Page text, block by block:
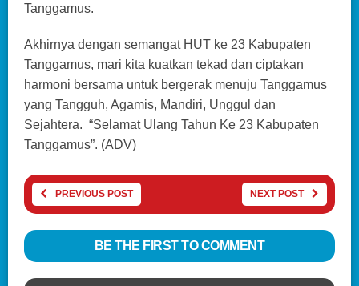
Tanggamus.
Akhirnya dengan semangat HUT ke 23 Kabupaten
Tanggamus, mari kita kuatkan tekad dan ciptakan
harmoni bersama untuk bergerak menuju Tanggamus
yang Tangguh, Agamis, Mandiri, Unggul dan
Sejahtera. “Selamat Ulang Tahun Ke 23 Kabupaten
Tanggamus”. (ADV)
PREVIOUS POST NEXT POST
BE THE FIRST TO COMMENT